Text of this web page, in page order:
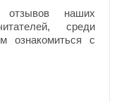
отзывов наших
среди
ознакомиться с